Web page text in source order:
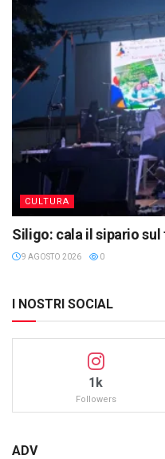
CULTURA
Siligo: cala il sipario sul
9 AGOSTO 2026 0
I NOSTRI SOCIAL
1k
Followers
ADV